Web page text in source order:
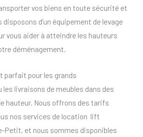
vos biens en toute sécurité et
d’un équipement de levage
vous aider à atteindre les hauteurs
déménagement.
parfait pour les grands
les livraisons de meubles dans des
hauteur. Nous offrons des tarifs
nos services de location lift
Petit, et nous sommes disponibles